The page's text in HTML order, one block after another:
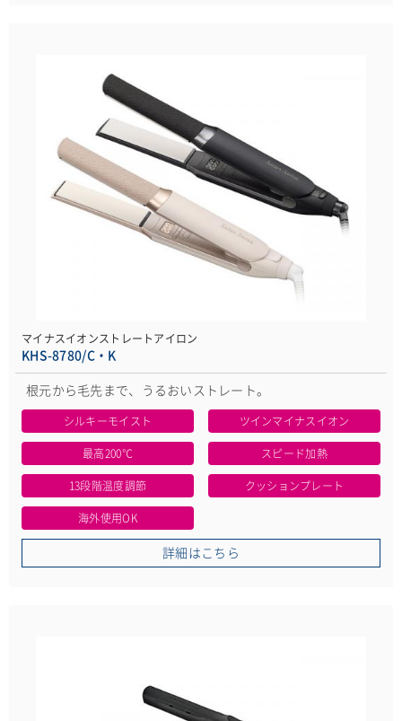
マイナスイオンストレートアイロン
KHS-8780/C・K
根元から毛先まで、うるおいストレート。
シルキーモイスト ツインマイナスイオン
最高200℃ スピード加熱
13段階温度調節 クッションプレート
海外使用OK
詳細はこちら